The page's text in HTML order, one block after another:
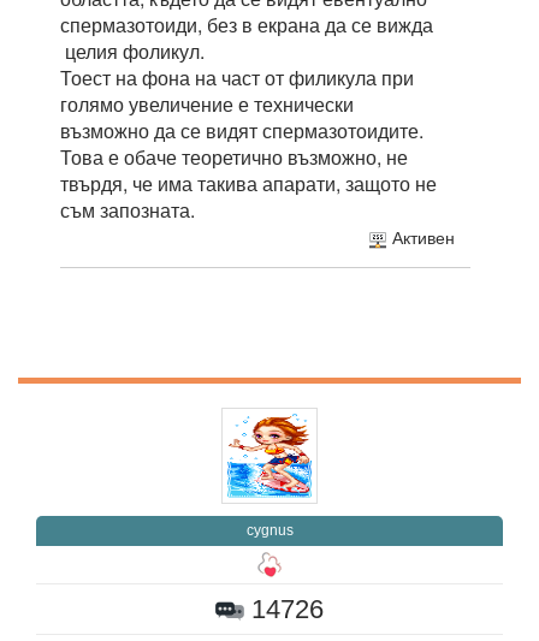
спермазотоиди, без в екрана да се вижда
целия фоликул.
Тоест на фона на част от филикула при
голямо увеличение е технически
възможно да се видят спермазотоидите.
Това е обаче теоретично възможно, не
твърдя, че има такива апарати, защото не
съм запозната.
Активен
cygnus
14726